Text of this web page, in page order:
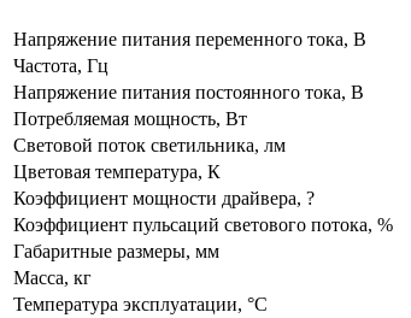
Напряжение питания переменного тока, В
Частота, Гц
Напряжение питания постоянного тока, В
Потребляемая мощность, Вт
Световой поток светильника, лм
Цветовая температура, К
Коэффициент мощности драйвера, ?
Коэффициент пульсаций светового потока, %
Габаритные размеры, мм
Масса, кг
Температура эксплуатации, °С